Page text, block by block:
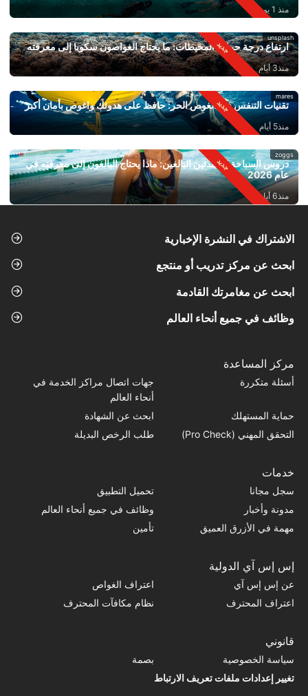
منذ 1 يوم
unsplash
ارتفاع درجة حرارة المحيطات: ما يحتاج الغواصون سكوبا إلى معرفته
منذ3 أيام
mares
تقنيات التنفس في الغوص الحر: حافظ على هدوئك واغوص بأمان أكبر
منذ5 أيام
zoggs
دروس السباحة للمبتدئين البالغين: ماذا يحتاج البالغون إلى معرفته في
عام 2026
منذ6 أيام
الاشتراك في النشرة الإخبارية
ابحث عن مركز تدريب أو منتجع
ابحث عن مغامرتك القادمة
وظائف في جميع أنحاء العالم
مركز المساعدة
أسئلة متكررة
جهات اتصال مراكز الخدمة في
أنحاء العالم
حماية المستهلك
ابحث عن الشهادة
التحقق المهني (Pro Check)
طلب الرخص البديلة
خدمات
سجل مجانا
تحميل التطبيق
مدونة وأخبار
وظائف في جميع أنحاء العالم
مهمة في الأزرق العميق
تأمين
إس إس آي الدولية
عن إس إس آي
اعتراف الغواص
اعتراف المحترف
نظام مكافآت المحترف
قانوني
سياسة الخصوصية
بصمة
تغيير إعدادات ملفات تعريف الارتباط